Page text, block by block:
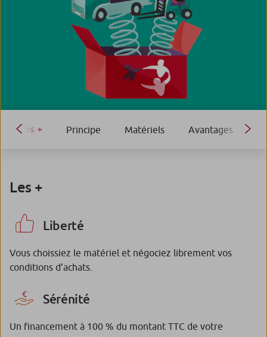
Les + Principe Matériels Avantages
Les +
Liberté
Vous choissiez le matériel et négociez librement vos
conditions d’achats.
Sérénité
Un financement à 100 % du montant TTC de votre